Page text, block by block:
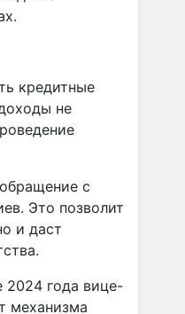
кредитные
не
с
Это позволит
и даст
2024 года вице-
механизма